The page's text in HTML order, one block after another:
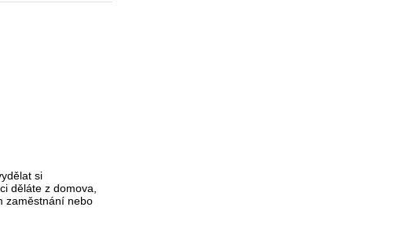
si
děláte z domova,
zaměstnání nebo